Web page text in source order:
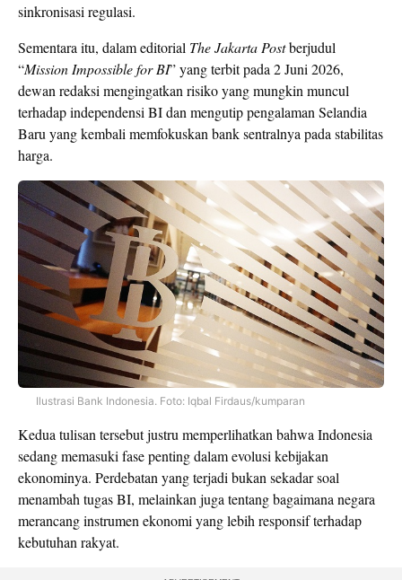
sinkronisasi regulasi.
Sementara itu, dalam editorial The Jakarta Postberjudul
“Mission Impossible for BI” yang terbit pada 2 Juni 2026,
dewan redaksi mengingatkan risiko yang mungkin muncul
terhadap independensi BI dan mengutip pengalaman Selandia
Baru yang kembali memfokuskan bank sentralnya pada stabilitas
harga.
Ilustrasi Bank Indonesia. Foto: Iqbal Firdaus/kumparan
Kedua tulisan tersebut justru memperlihatkan bahwa Indonesia
sedang memasuki fase penting dalam evolusi kebijakan
ekonominya. Perdebatan yang terjadi bukan sekadar soal
menambah tugas BI, melainkan juga tentang bagaimana negara
merancang instrumen ekonomi yang lebih responsif terhadap
kebutuhan rakyat.